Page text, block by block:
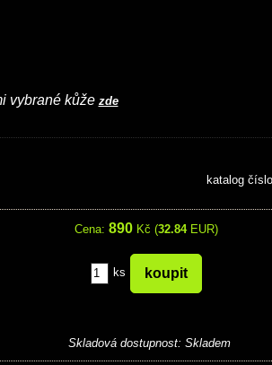
vybrané kůže zde
katalog
Cena: 890 Kč (32.84EUR)
ks
Skladová dostupnost:Skladem